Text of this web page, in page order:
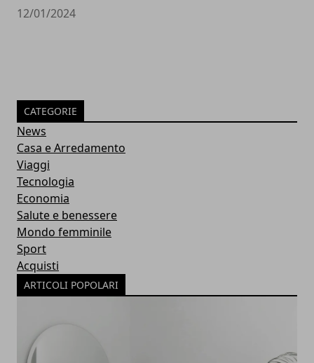
12/01/2024
CATEGORIE
News
Casa e Arredamento
Viaggi
Tecnologia
Economia
Salute e benessere
Mondo femminile
Sport
Acquisti
ARTICOLI POPOLARI